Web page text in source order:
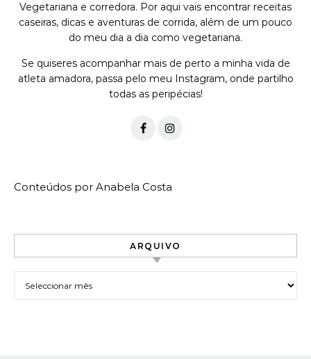
Vegetariana e corredora. Por aqui vais encontrar receitas
caseiras, dicas e aventuras de corrida, além de um pouco
do meu dia a dia como vegetariana.
Se quiseres acompanhar mais de perto a minha vida de
atleta amadora, passa pelo meu Instagram, onde partilho
todas as peripécias!
Conteúdos por Anabela Costa
ARQUIVO